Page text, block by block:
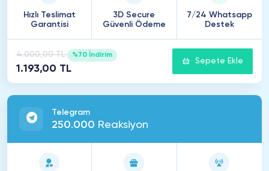
Hızlı Teslimat
Garantisi
3D Secure
Güvenli Ödeme
7/24 Whatsapp
Destek
4.000,00 TL %70 İndirim
1.193,00 TL
Sepete Ekle
Telegram
250.000 Reaksiyon